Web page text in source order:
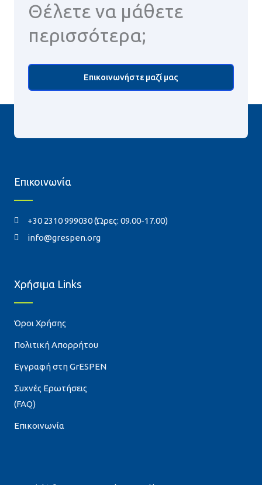
Θέλετε να μάθετε
περισσότερα;
Επικοινωνήστε μαζί μας
Χρήσιμα Links
Όροι Χρήσης
Πολιτική Απορρήτου
Εγγραφή στη GrESPEN
Συχνές Ερωτήσεις
(FAQ)
Επικοινωνία
Επικοινωνία
+30 2310 999030 (Ώρες: 09.00-17.00)
info@grespen.org